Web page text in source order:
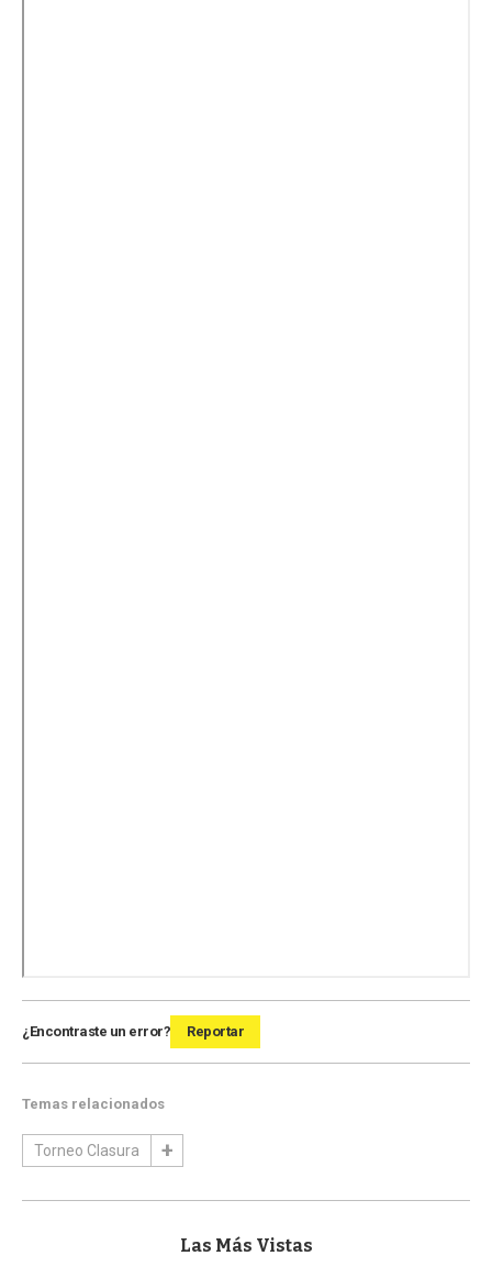
¿Encontraste un error? Reportar
Temas relacionados
Torneo Clasura
Las Más Vistas